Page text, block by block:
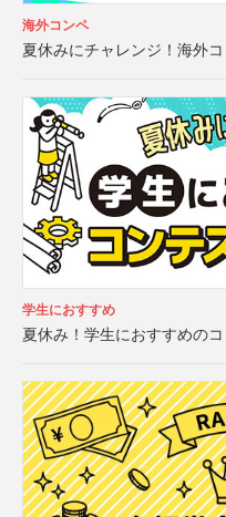
海外コンペ
夏休みにチャレンジ！海外
学生におすすめ
夏休み！学生におすすめの